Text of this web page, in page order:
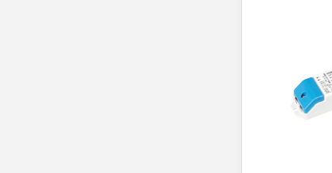
заказ по выставленному счету в любом удобном Вам банке.
счета с Вами свяжется менеджер для уточнения даты